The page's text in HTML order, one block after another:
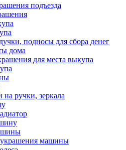
подъезда
подносы для сбора денег
дома
для места выкупа
на ручки, зеркала
машины